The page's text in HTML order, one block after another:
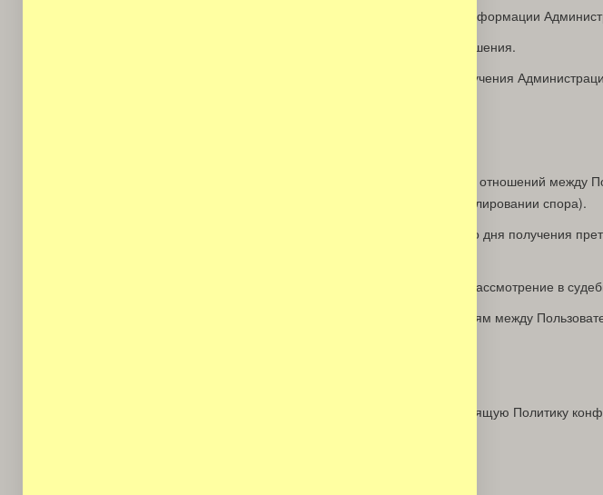
7.2. В случае утраты или разглашения Конфиденциальной информации
7.2.1. Стала публичным достоянием до её утраты или разглашения.
7.2.2. Была получена от третьей стороны до момента её получения
8.1. До обращения в суд с иском по спорам, возникающим из отношений между
претензии (письменного предложения о добровольном урегулировании спора).
8.2 .Получатель претензии в течение 30 календарных дней со дня получения
8.3. При не достижении соглашения спор будет передан на рассмотрение в
8.4. К настоящей Политике конфиденциальности и отношениям между
9.1. Администрация сайта вправе вносить изменения в настоящую Политику